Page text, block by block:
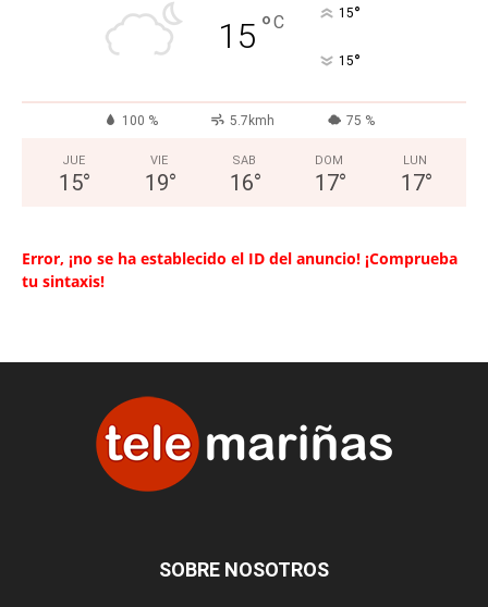
15 °C 15°
15°
100 % 5.7kmh 75 %
JUE
15°
VIE
19°
SAB
16°
DOM
17°
LUN
17°
Error, ¡no se ha establecido el ID del anuncio! ¡Comprueba
tu sintaxis!
SOBRE NOSOTROS